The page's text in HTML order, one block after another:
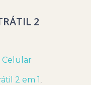
2
Celular
2 em 1